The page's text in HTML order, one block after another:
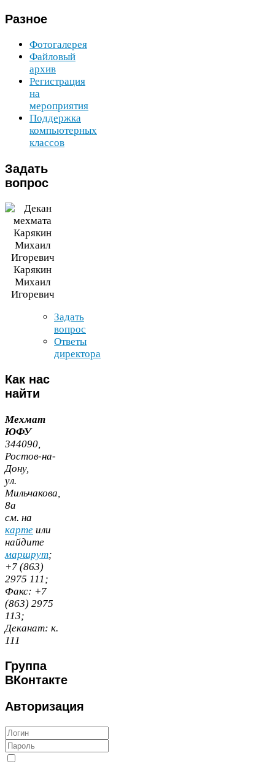
Разное
Фотогалерея
Файловый
архив
Регистрация
на
мероприятия
Поддержка
компьютерных
классов
Задать
вопрос
Карякин
Михаил
Игоревич
Задать
вопрос
Ответы
директора
Как нас
найти
Мехмат
ЮФУ
344090
Ростов-​на-​
Дону,
ул.
Мильчакова,
8а
cм. на
карте или
найдите
маршрут;
+7 (863)
2975 111 ;
Факс: +7
(863) 2975
113;
Деканат: к.
111
Группа
ВКонтакте
Авторизация